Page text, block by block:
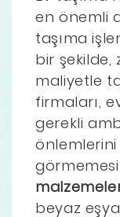
en önemli
taşıma
bir şekilde,
maliyetle
firmaları,
gerekli
önlemlerini
beyaz